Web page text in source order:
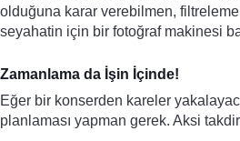
olduğuna karar verebilmen,
seyahatin için bir fotoğraf makinesi
Zamanlama da İşin İçinde!
Eğer bir konserden kareler
planlaması yapman gerek. Aksi